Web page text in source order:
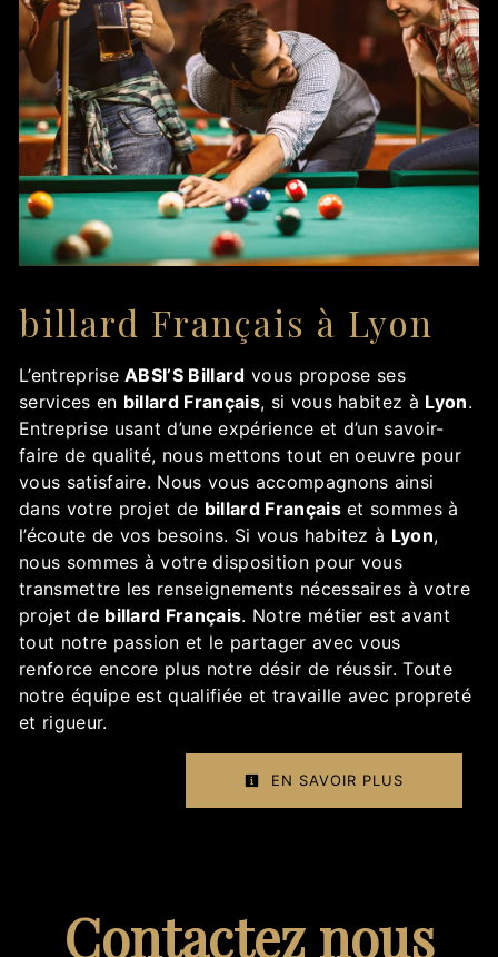
billard Français à Lyon
L’entrepriseABSI’S Billard vous propose ses
services en billard Français, si vous habitez à Lyon.
Entreprise usant d’une expérience et d’un savoir-
faire de qualité, nous mettons tout en oeuvre pour
vous satisfaire. Nous vous accompagnons ainsi
dans votre projet de billard Françaiset sommes à
l’écoute de vos besoins. Si vous habitez à Lyon,
nous sommes à votre disposition pour vous
transmettre les renseignements nécessaires à votre
projet de billard Français. Notre métier est avant
tout notre passion et le partager avec vous
renforce encore plus notre désir de réussir. Toute
notre équipe est qualifiée et travaille avec propreté
et rigueur.
EN SAVOIR PLUS
Contactez nous